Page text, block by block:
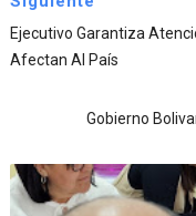
Ejecutivo Garantiza
Afectan Al País
Gobierno